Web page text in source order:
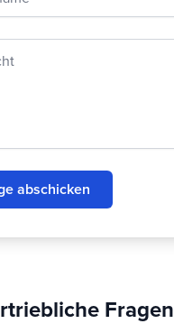
abschicken
Fragen